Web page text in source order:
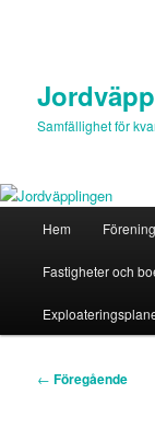
Samfällighet för
Hem
Fastigheter och
Inläggsnavigering
← Föregående